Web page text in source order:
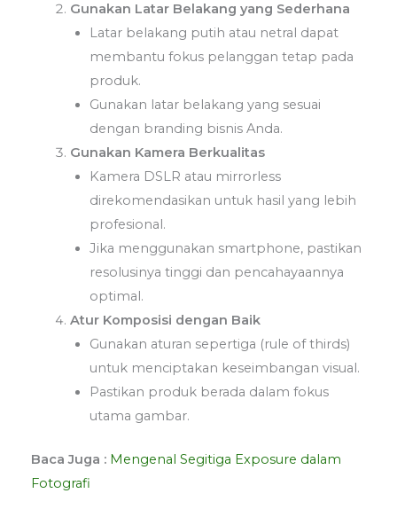
Gunakan Latar Belakang yang Sederhana
Latar belakang putih atau netral dapat
membantu fokus pelanggan tetap pada
produk.
Gunakan latar belakang yang sesuai
dengan branding bisnis Anda.
Gunakan Kamera Berkualitas
Kamera DSLR atau mirrorless
direkomendasikan untuk hasil yang lebih
profesional.
Jika menggunakan smartphone, pastikan
resolusinya tinggi dan pencahayaannya
optimal.
Atur Komposisi dengan Baik
Gunakan aturan sepertiga (rule of thirds)
untuk menciptakan keseimbangan visual.
Pastikan produk berada dalam fokus
utama gambar.
Baca Juga : Mengenal Segitiga Exposure dalam
Fotografi